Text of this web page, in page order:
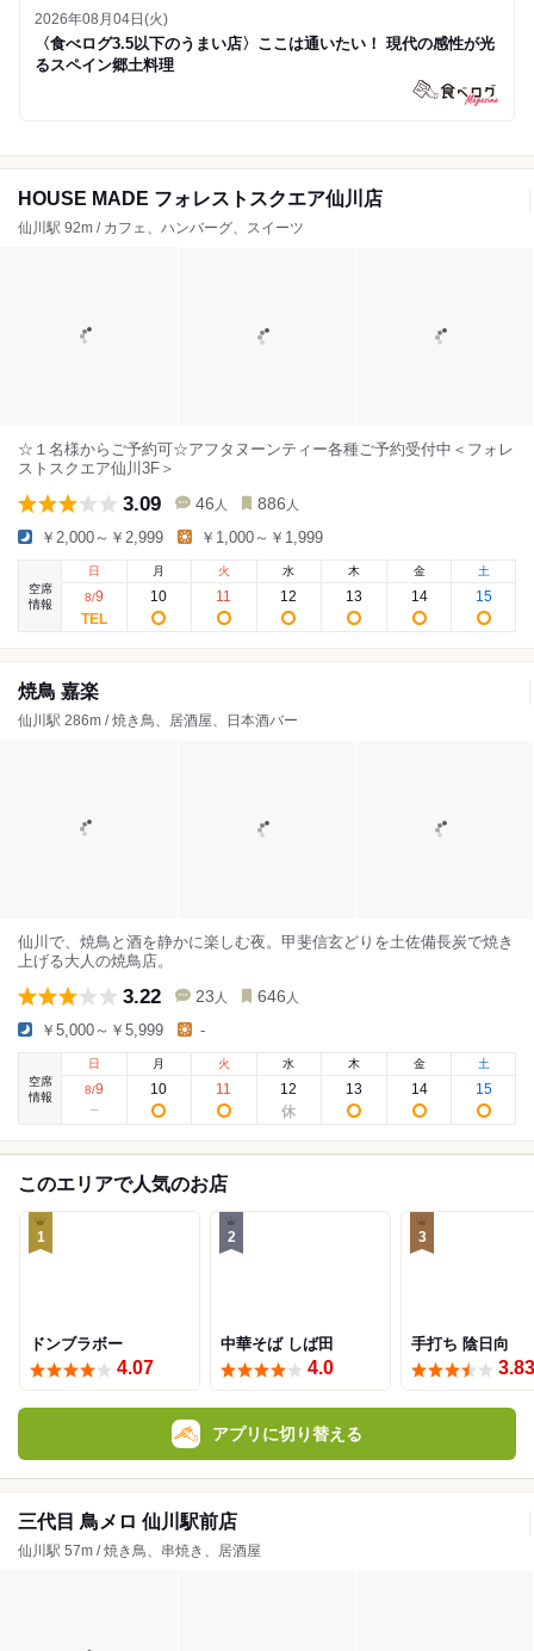
2026年08月04日(火)
〈食べログ3.5以下のうまい店〉ここは通いたい！ 現代の感性が光
るスペイン郷土料理
HOUSE MADE フォレストスクエア仙川店
仙川駅 92m / カフェ、ハンバーグ、スイーツ
☆１名様からご予約可☆アフタヌーンティー各種ご予約受付中＜フォレ
ストスクエア仙川3F＞
3.09 46 人 886 人
￥2,000～￥2,999 ￥1,000～￥1,999
空席
情報
日
8/9
月
10
火
11
水
12
木
13
金
14
土
15
焼鳥 嘉楽
仙川駅 286m / 焼き鳥、居酒屋、日本酒バー
仙川で、焼鳥と酒を静かに楽しむ夜。甲斐信玄どりを土佐備長炭で焼き
上げる大人の焼鳥店。
3.22 23 人 646 人
￥5,000～￥5,999 -
空席
情報
日
8/9
月
10
火
11
水
12
木
13
金
14
土
15
このエリアで人気のお店
1
ドンブラボー
4.07
2
中華そば しば田
4.0
3
手打ち 陰日向
3.83
アプリに切り替える
三代目 鳥メロ 仙川駅前店
仙川駅 57m / 焼き鳥、串焼き、居酒屋